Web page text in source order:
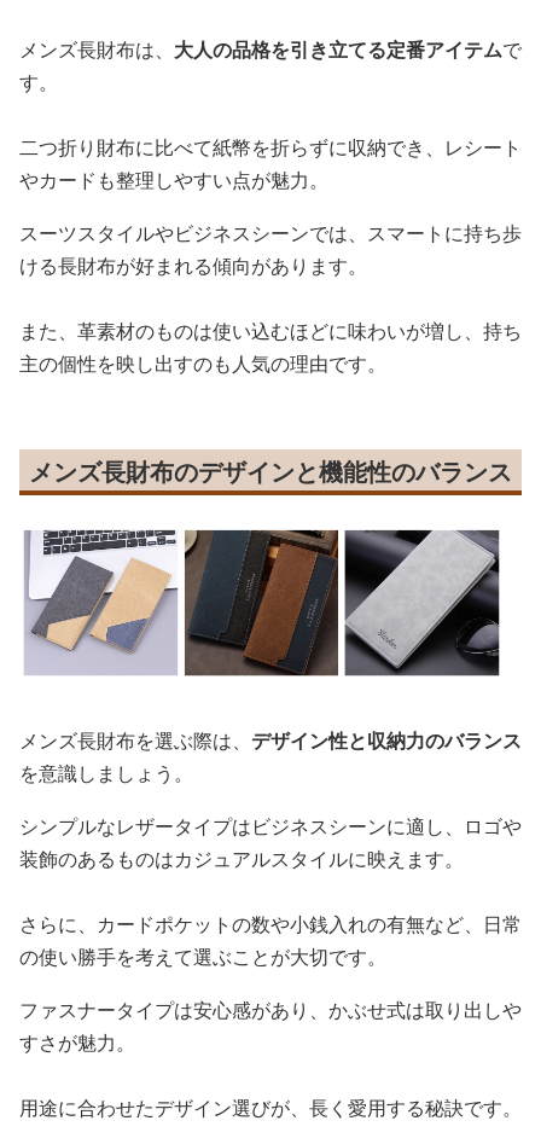
メンズ長財布は、 大人の品格を引き立てる定番アイテムで
す。
二つ折り財布に比べて紙幣を折らずに収納でき、レシート
やカードも整理しやすい点が魅力。
スーツスタイルやビジネスシーンでは、スマートに持ち歩
ける長財布が好まれる傾向があります。
また、革素材のものは使い込むほどに味わいが増し、持ち
主の個性を映し出すのも人気の理由です。
メンズ長財布のデザインと機能性のバランス
メンズ長財布を選ぶ際は、 デザイン性と収納力のバランス
を意識しましょう。
シンプルなレザータイプはビジネスシーンに適し、ロゴや
装飾のあるものはカジュアルスタイルに映えます。
さらに、カードポケットの数や小銭入れの有無など、日常
の使い勝手を考えて選ぶことが大切です。
ファスナータイプは安心感があり、かぶせ式は取り出しや
すさが魅力。
用途に合わせたデザイン選びが、長く愛用する秘訣です。